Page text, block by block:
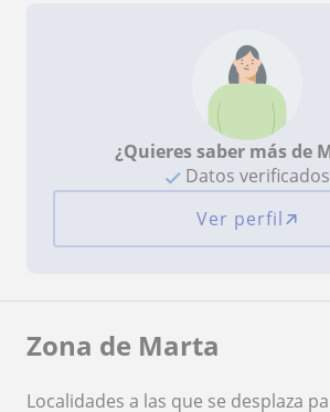
¿Quieres saber más de
Datos verificados
Ver perfil
Zona de Marta
Localidades a las que se desplaza